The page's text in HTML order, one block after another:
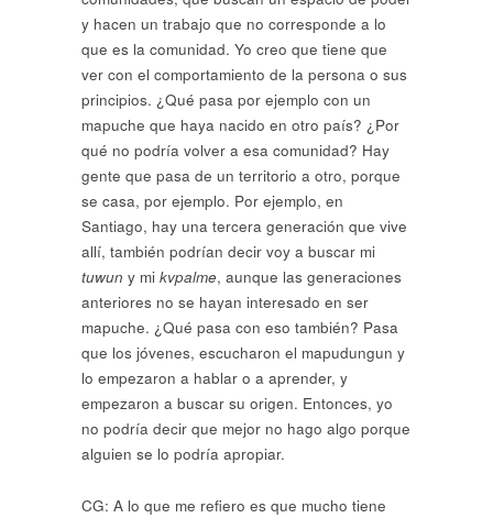
y hacen un trabajo que no corresponde a lo
que es la comunidad. Yo creo que tiene que
ver con el comportamiento de la persona o sus
principios. ¿Qué pasa por ejemplo con un
mapuche que haya nacido en otro país? ¿Por
qué no podría volver a esa comunidad? Hay
gente que pasa de un territorio a otro, porque
se casa, por ejemplo. Por ejemplo, en
Santiago, hay una tercera generación que vive
allí, también podrían decir voy a buscar mi
tuwun y mi kvpalme, aunque las generaciones
anteriores no se hayan interesado en ser
mapuche. ¿Qué pasa con eso también? Pasa
que los jóvenes, escucharon el mapudungun y
lo empezaron a hablar o a aprender, y
empezaron a buscar su origen. Entonces, yo
no podría decir que mejor no hago algo porque
alguien se lo podría apropiar.
CG: A lo que me refiero es que mucho tiene